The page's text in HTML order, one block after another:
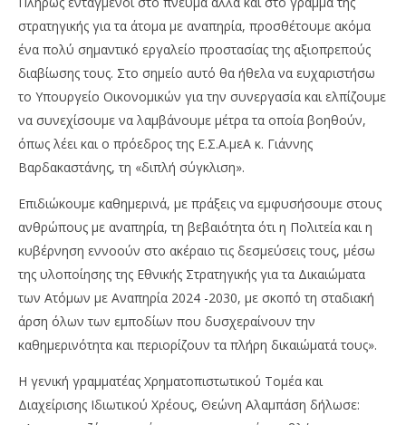
στρατηγικής για τα άτομα με αναπηρία, προσθέτουμε ακόμα
ένα πολύ σημαντικό εργαλείο προστασίας της αξιοπρεπούς
διαβίωσης τους. Στο σημείο αυτό θα ήθελα να ευχαριστήσω
το Υπουργείο Οικονομικών για την συνεργασία και ελπίζουμε
να συνεχίσουμε να λαμβάνουμε μέτρα τα οποία βοηθούν,
όπως λέει και ο πρόεδρος της Ε.Σ.Α.μεΑ κ. Γιάννης
Βαρδακαστάνης, τη «διπλή σύγκλιση».
Επιδιώκουμε καθημερινά, με πράξεις να εμφυσήσουμε στους
ανθρώπους με αναπηρία, τη βεβαιότητα ότι η Πολιτεία και η
κυβέρνηση εννοούν στο ακέραιο τις δεσμεύσεις τους, μέσω
της υλοποίησης της Εθνικής Στρατηγικής για τα Δικαιώματα
των Ατόμων με Αναπηρία 2024 -2030, με σκοπό τη σταδιακή
άρση όλων των εμποδίων που δυσχεραίνουν την
καθημερινότητα και περιορίζουν τα πλήρη δικαιώματά τους».
Η γενική γραμματέας Χρηματοπιστωτικού Τομέα και
Διαχείρισης Ιδιωτικού Χρέους, Θεώνη Αλαμπάση δήλωσε: